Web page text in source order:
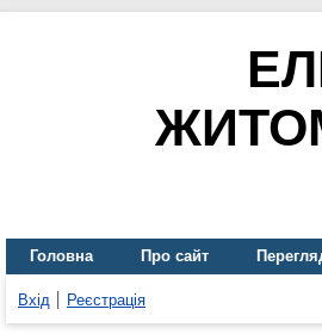
Головна Про сайт
Вхід Реєстрація